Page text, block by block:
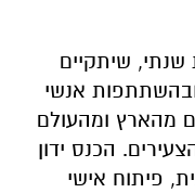
שנתי, שיתקיים
ובהשתתפות אנשי
מהארץ ומהעולם
הכנס ידון
פיתוח אישי